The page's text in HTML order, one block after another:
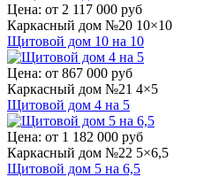
Цена: от 2 117 000 руб
Каркасный дом №20 10×10
Щитовой дом 10 на 10
Цена: от 867 000 руб
Каркасный дом №21 4×5
Щитовой дом 4 на 5
Цена: от 1 182 000 руб
Каркасный дом №22 5×6,5
Щитовой дом 5 на 6,5